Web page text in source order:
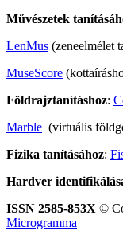
Művészetek
LenMus (zeneelmélet
MuseScore
Földrajztanításhoz:
Marble (virtuális
Fizika tanításához:
Hardver
ISSN 2585-853X ©
Microgramma